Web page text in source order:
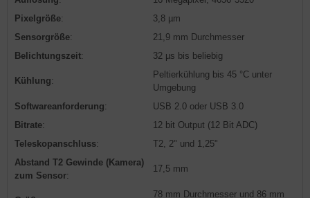
Pixelgröße:
3,8 µm
Sensorgröße:
21,9 mm Durchmesser
Belichtungszeit: 32 µs bis beliebig
Kühlung:
Peltierkühlung bis 45 °C unter
Umgebung
Softwareanforderung:
USB 2.0 oder USB 3.0
Bitrate:
12 bit Output (12 Bit ADC)
Teleskopanschluss:
T2, 2" und 1,25"
Abstand T2 Gewinde (Kamera)
zum Sensor:
17,5 mm
78 mm Durchmesser und 86 mm